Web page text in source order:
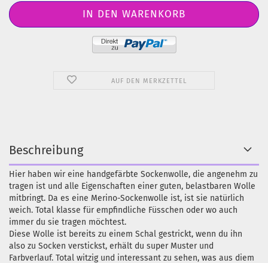
AUF DEN MERKZETTEL
Beschreibung
Hier haben wir eine handgefärbte Sockenwolle, die angenehm zu
tragen ist und alle Eigenschaften einer guten, belastbaren Wolle
mitbringt. Da es eine Merino-Sockenwolle ist, ist sie natürlich
weich. Total klasse für empfindliche Füsschen oder wo auch
immer du sie tragen möchtest.
Diese Wolle ist bereits zu einem Schal gestrickt, wenn du ihn
also zu Socken verstickst, erhält du super Muster und
Farbverlauf. Total witzig und interessant zu sehen, was aus diem